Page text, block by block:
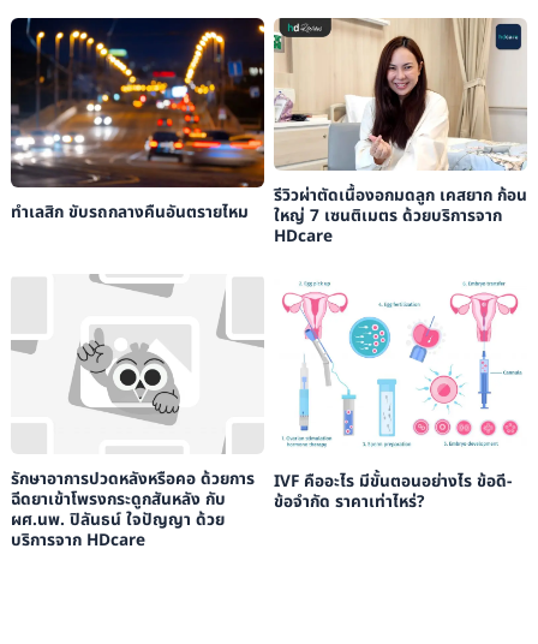
ทำเลสิก ขับรถกลางคืนอันตรายไหม
รีวิวผ่าตัดเนื้องอกมดลูก เคสยาก ก้อน
ใหญ่ 7 เซนติเมตร ด้วยบริการจาก
HDcare
รักษาอาการปวดหลังหรือคอ ด้วยการ
ฉีดยาเข้าโพรงกระดูกสันหลัง กับ
ผศ.นพ. ปิลันธน์ ใจปัญญา ด้วย
บริการจาก HDcare
IVF คืออะไร มีขั้นตอนอย่างไร ข้อดี-
ข้อจำกัด ราคาเท่าไหร่?